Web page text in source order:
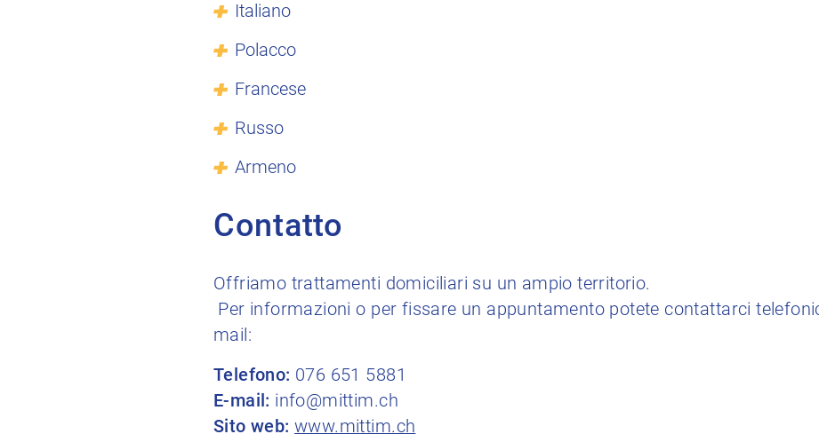
Italiano
Polacco
Francese
Russo
Armeno
Contatto
Offriamo trattamenti domiciliari su un ampio territorio.
Per informazioni o per fissare un appuntamento potete contattarci
mail:
Telefono: 076 651 5881
E-mail: info@mittim.ch
Sito web: www.mittim.ch